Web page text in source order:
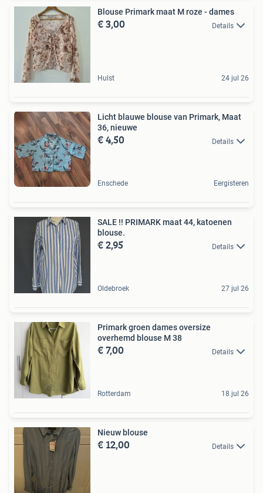
Blouse Primark maat M roze - dames
€ 3,00 Details
Hulst 24 jul 26
Licht blauwe blouse van Primark, Maat
36, nieuwe
€ 4,50 Details
Enschede Eergisteren
SALE !! PRIMARK maat 44, katoenen
blouse.
€ 2,95 Details
Oldebroek 27 jul 26
Primark groen dames oversize
overhemd blouse M 38
€ 7,00 Details
Rotterdam 18 jul 26
Nieuw blouse
€ 12,00 Details